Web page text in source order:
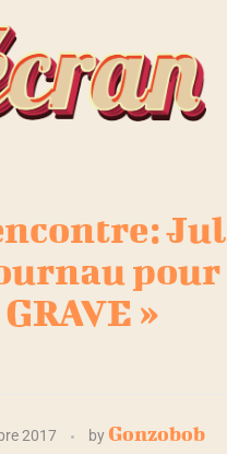
pour
GRAVE »
2017 by Gonzobob